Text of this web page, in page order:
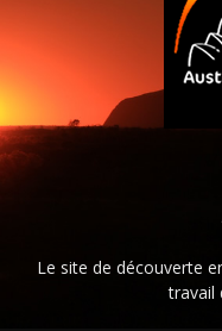
Le site de découverte
travail